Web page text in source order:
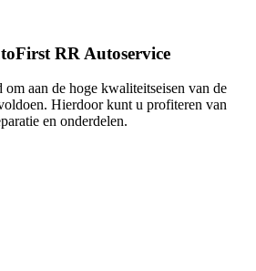
RR Autoservice
aan de hoge kwaliteitseisen van de
Hierdoor kunt u profiteren van
en onderdelen.